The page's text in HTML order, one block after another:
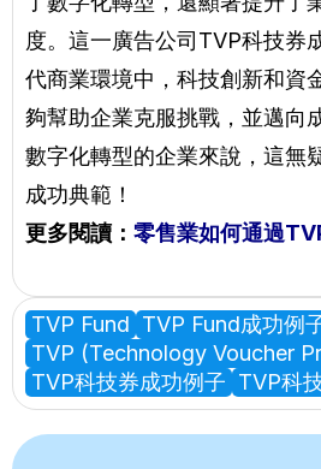
度。這一廣告公司TVP科技券
代商業環境中，科技創新和資
夠幫助企業克服挑戰，並邁向
數字化轉型的企業來說，這無
成功典範！
更多閱讀： 零售業如何通過
TVP Fund TVP Fund成功例
TVP (Technology Voucher
TVP科技券成功例子 TVP科